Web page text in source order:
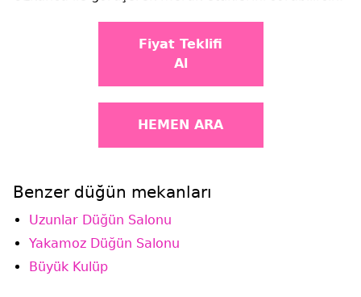
Fiyat Teklifi
Al
HEMEN ARA
Benzer düğün mekanları
Uzunlar Düğün Salonu
Yakamoz Düğün Salonu
Büyük Kulüp